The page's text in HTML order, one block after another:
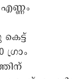
കെട്ട്
ഗ്രാം